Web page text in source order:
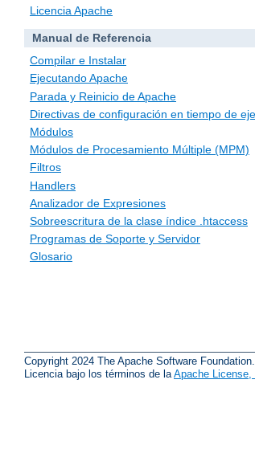
Licencia Apache
Manual de Referencia
Compilar e Instalar
Ejecutando Apache
Parada y Reinicio de Apache
Directivas de configuración en tiempo de
Módulos
Módulos de Procesamiento Múltiple (MPM)
Filtros
Handlers
Analizador de Expresiones
Sobreescritura de la clase índice .htaccess
Programas de Soporte y Servidor
Glosario
Copyright 2024 The Apache Software Foundation.
Licencia bajo los términos de la Apache License,